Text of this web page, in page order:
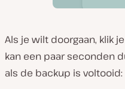
Als je wilt doorgaan, klik
kan een paar seconden
als de backup is voltooid: